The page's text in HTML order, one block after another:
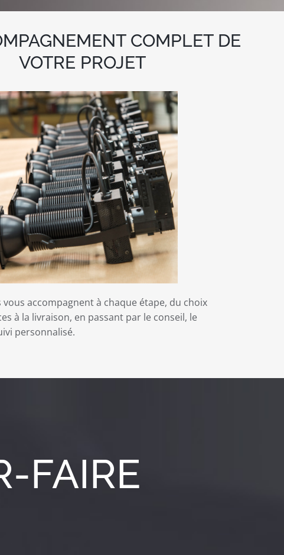
COMPLET DE
VOTRE PROJET
vous accompagnent à chaque étape, du choix
à la livraison, en passant par le conseil, le
personnalisé.
FAIRE